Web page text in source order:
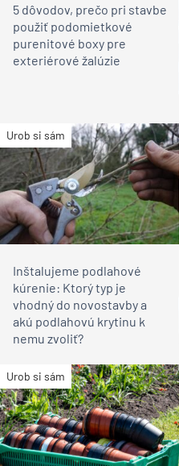
5 dôvodov, prečo pri stavbe
použiť podomietkové
purenitové boxy pre
exteriérové žalúzie
Urob si sám
Inštalujeme podlahové
kúrenie: Ktorý typ je
vhodný do novostavby a
akú podlahovú krytinu k
nemu zvoliť?
Urob si sám